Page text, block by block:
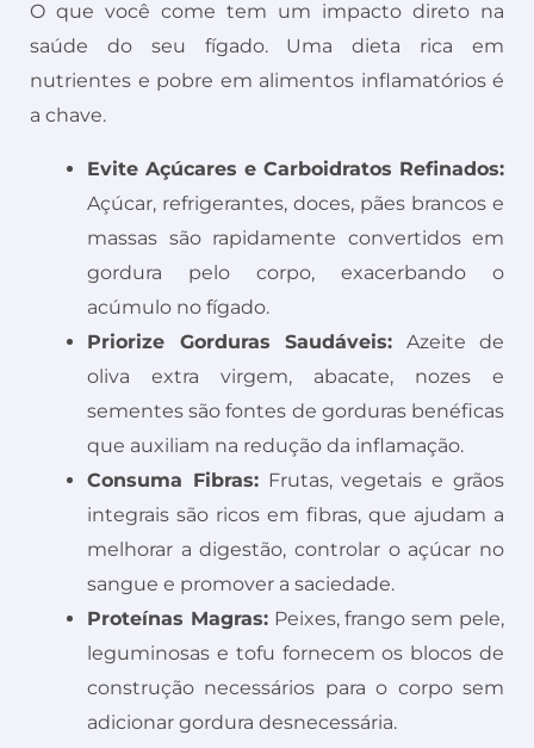
O que você come tem um impacto direto na
saúde do seu fígado. Uma dieta rica em
nutrientes e pobre em alimentos inflamatórios é
a chave.
Evite Açúcares e Carboidratos Refinados:
Açúcar, refrigerantes, doces, pães brancos e
massas são rapidamente convertidos em
gordura pelo corpo, exacerbando o
acúmulo no fígado.
Priorize Gorduras Saudáveis: Azeite de
oliva extra virgem, abacate, nozes e
sementes são fontes de gorduras benéficas
que auxiliam na redução da inflamação.
Consuma Fibras:Frutas, vegetais e grãos
integrais são ricos em fibras, que ajudam a
melhorar a digestão, controlar o açúcar no
sangue e promover a saciedade.
Proteínas Magras:Peixes, frango sem pele,
leguminosas e tofu fornecem os blocos de
construção necessários para o corpo sem
adicionar gordura desnecessária.